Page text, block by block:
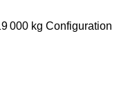
000 kg Configuration